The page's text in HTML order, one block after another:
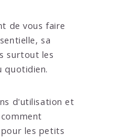
de vous faire
sa
surtout les
quotidien.
d'utilisation et
pour les petits